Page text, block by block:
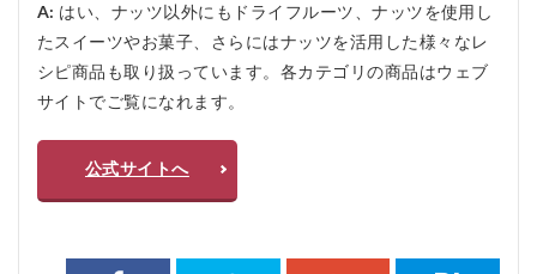
A: はい、ナッツ以外にもドライフルーツ、ナッツを使用し
たスイーツやお菓子、さらにはナッツを活用した様々なレ
シピ商品も取り扱っています。各カテゴリの商品はウェブ
サイトでご覧になれます。
公式サイトへ